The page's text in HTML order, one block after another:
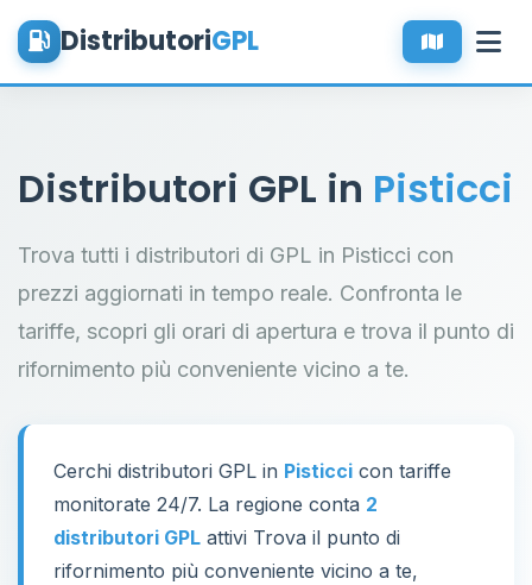
DistributoriGPL
Distributori GPL in Pisticci
Trova tutti i distributori di GPL in Pisticci con
prezzi aggiornati in tempo reale. Confronta le
tariffe, scopri gli orari di apertura e trova il punto di
rifornimento più conveniente vicino a te.
Cerchi distributori GPL in Pisticci con tariffe
monitorate 24/7. La regione conta 2
distributori GPL attivi Trova il punto di
rifornimento più conveniente vicino a te,